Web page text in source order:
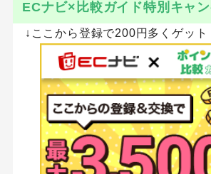
ECナビ×比較ガイド特別キャ
↓ここから登録で200円多くゲット